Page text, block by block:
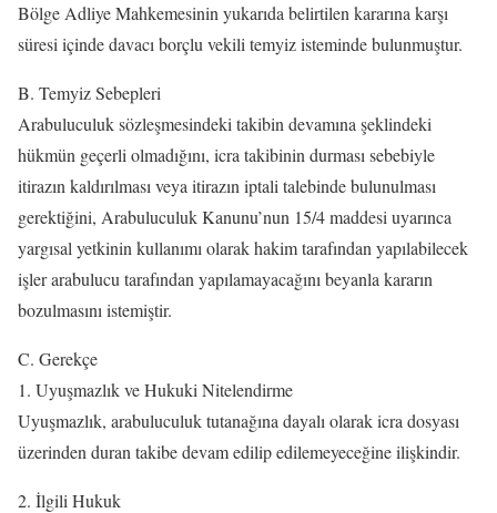
Bölge Adliye Mahkemesinin yukarıda belirtilen kararına karşı
süresi içinde davacı borçlu vekili temyiz isteminde bulunmuştur.
B. Temyiz Sebepleri
Arabuluculuk sözleşmesindeki takibin devamına şeklindeki
hükmün geçerli olmadığını, icra takibinin durması sebebiyle
itirazın kaldırılması veya itirazın iptali talebinde bulunulması
gerektiğini, Arabuluculuk Kanunu’nun 15/4 maddesi uyarınca
yargısal yetkinin kullanımı olarak hakim tarafından yapılabilecek
işler arabulucu tarafından yapılamayacağını beyanla kararın
bozulmasını istemiştir.
C. Gerekçe
1. Uyuşmazlık ve Hukuki Nitelendirme
Uyuşmazlık, arabuluculuk tutanağına dayalı olarak icra dosyası
üzerinden duran takibe devam edilip edilemeyeceğine ilişkindir.
2. İlgili Hukuk